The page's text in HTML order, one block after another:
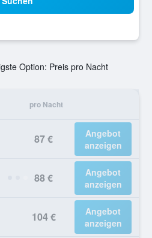
Option: Preis pro Nacht
pro Nacht
87 €
Angebot
anzeigen
88 €
Angebot
anzeigen
104 €
Angebot
anzeigen